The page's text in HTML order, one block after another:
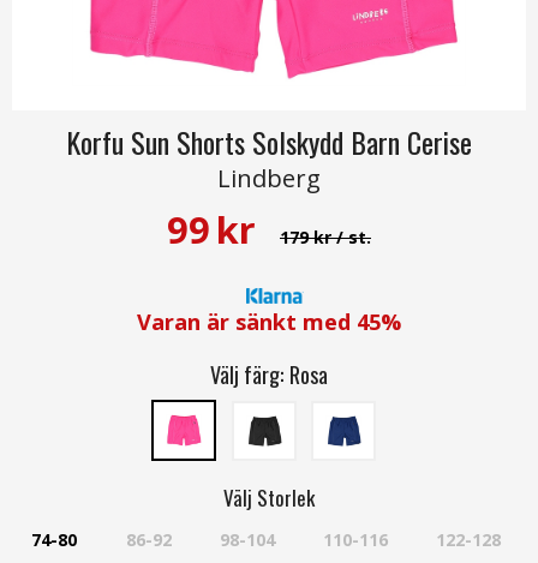
Korfu Sun Shorts Solskydd Barn Cerise
Lindberg
99kr 179 kr/ st.
Varan är sänkt med 45%
Välj färg: Rosa
Välj Storlek
74-80 86-92 98-104 110-116
122-128